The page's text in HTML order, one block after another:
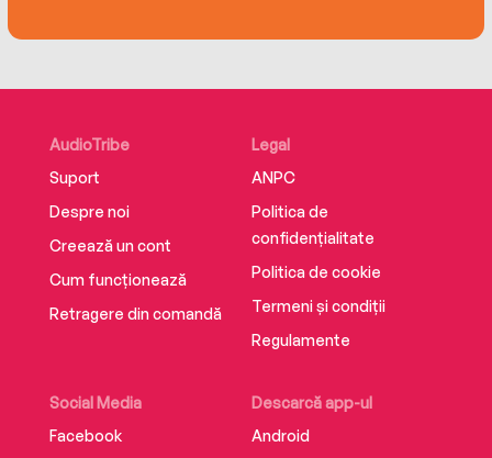
bottomless bureaucracies, petrifying
With sharp eyes, and an even sharper wit,
Adams exposes, and skewers, the bizarre
absurdities of everyday corporate life. The
Dilbert Principle rings so true! Listeners will be
convinced that he has been spying on their
AudioTribe
Suport
Despre noi
Creează un cont
Cum funcționează
Retragere din comandă
Social Media
Facebook
Descarcă app-ul
Android
Legal
ANPC
Politica de
confidențialitate
Politica de cookie
Termeni și condiții
Regulamente